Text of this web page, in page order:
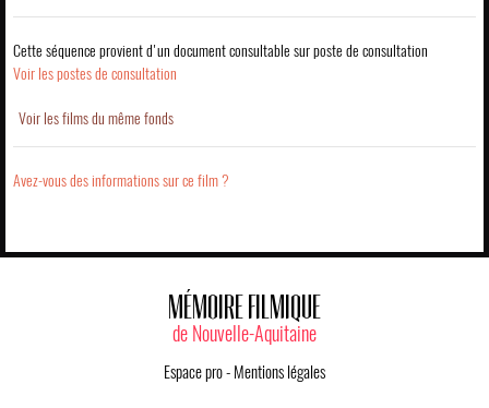
Cette séquence provient d'un document consultable sur poste de consultation
Voir les postes de consultation
Voir les films du même fonds
Avez-vous des informations sur ce film ?
MÉMOIRE FILMIQUE
de Nouvelle-Aquitaine
Espace pro- Mentions légales